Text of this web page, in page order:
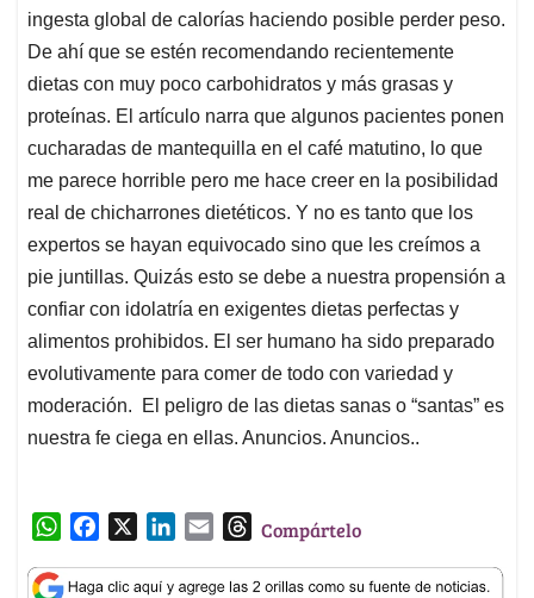
ingesta global de calorías haciendo posible perder peso.
De ahí que se estén recomendando recientemente
dietas con muy poco carbohidratos y más grasas y
proteínas. El artículo narra que algunos pacientes ponen
cucharadas de mantequilla en el café matutino, lo que
me parece horrible pero me hace creer en la posibilidad
real de chicharrones dietéticos. Y no es tanto que los
expertos se hayan equivocado sino que les creímos a
pie juntillas. Quizás esto se debe a nuestra propensión a
confiar con idolatría en exigentes dietas perfectas y
alimentos prohibidos. El ser humano ha sido preparado
evolutivamente para comer de todo con variedad y
moderación. El peligro de las dietas sanas o “santas” es
nuestra fe ciega en ellas. Anuncios. Anuncios..
W
a
c
n
a
T
r
Compártelo